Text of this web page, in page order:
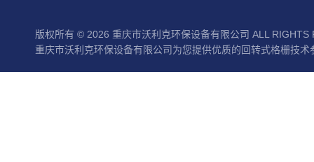
版权所有 © 2026 重庆市沃利克环保设备有限公司 ALL RIGHTS
重庆市沃利克环保设备有限公司为您提供优质的回转式格栅技